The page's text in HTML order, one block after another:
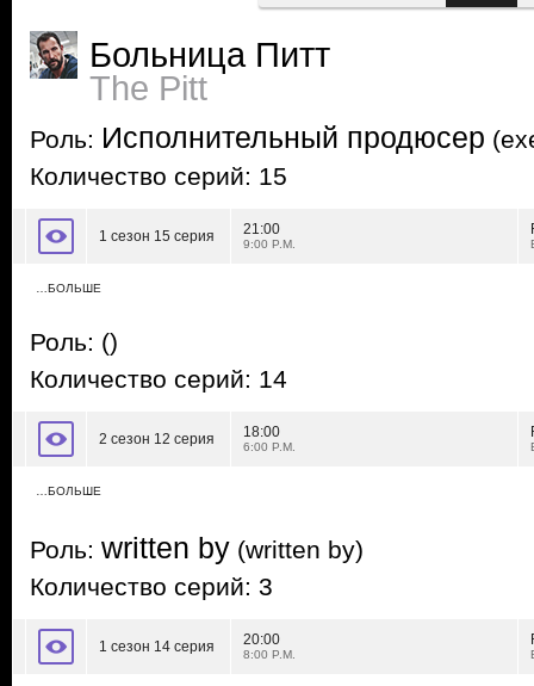
Больница Питт
The Pitt
Роль: Исполнительный продюсер
Количество серий: 15
1 сезон 15 серия 21:00
9:00 P.M.
…БОЛЬШЕ
Роль: ()
Количество серий: 14
2 сезон 12 серия 18:00
6:00 P.M.
…БОЛЬШЕ
Роль: written by (written by)
Количество серий: 3
1 сезон 14 серия 20:00
8:00 P.M.